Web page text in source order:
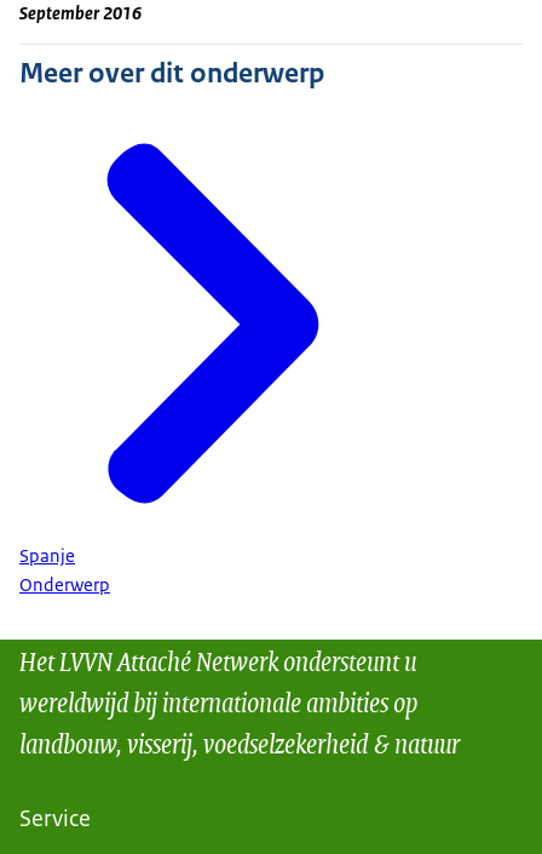
September 2016
Meer over dit onderwerp
Spanje
Onderwerp
Het LVVN Attaché Netwerk ondersteunt u
wereldwijd bij internationale ambities op
landbouw, visserij, voedselzekerheid & natuur
Service